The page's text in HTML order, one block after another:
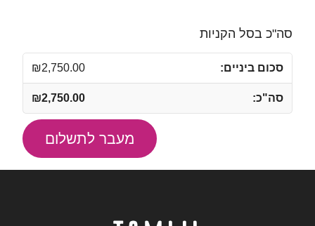
Pro
Flex
with
Surface
Slim
Pen
Black
סה"כ בסל הקניות
₪2,750.00
₪2,750.00
מעבר לתשלום